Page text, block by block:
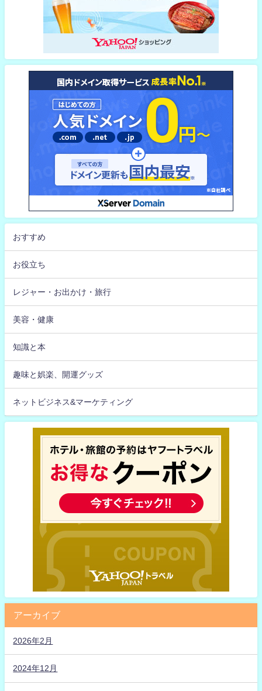
おすすめ
お役立ち
レジャー・お出かけ・旅行
美容・健康
知識と本
趣味と娯楽、開運グッズ
ネットビジネス&マーケティング
アーカイブ
2026年2月
2024年12月